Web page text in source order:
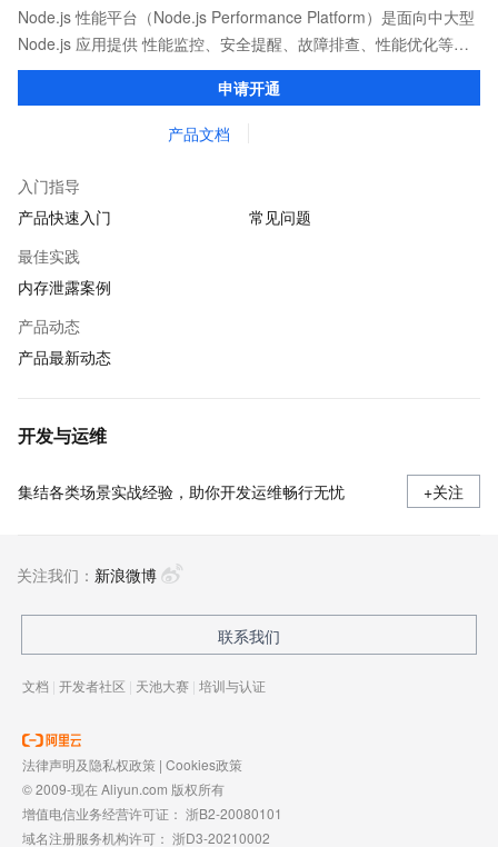
Node.js 性能平台（Node.js Performance Platform）是面向中大型
Node.js 应用提供 性能监控、安全提醒、故障排查、性能优化等服
务的整体性解决方案。提供完善的工具链和服务，协助客户主动、
申请开通
产品文档
入门指导
产品快速入门
常见问题
最佳实践
内存泄露案例
产品动态
产品最新动态
开发与运维
集结各类场景实战经验，助你开发运维畅行无忧 +关注
关注我们： 新浪微博
联系我们
文档 | 开发者社区 | 天池大赛 | 培训与认证
法律声明及隐私权政策 | Cookies政策
© 2009-现在 Aliyun.com 版权所有
增值电信业务经营许可证： 浙B2-20080101
域名注册服务机构许可： 浙D3-20210002